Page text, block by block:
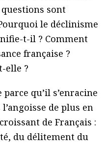
sont
le déclinisme
t-il ? Comment
française ?
elle ?
qu’il s’enracine
de plus en
de Français :
du délitement du